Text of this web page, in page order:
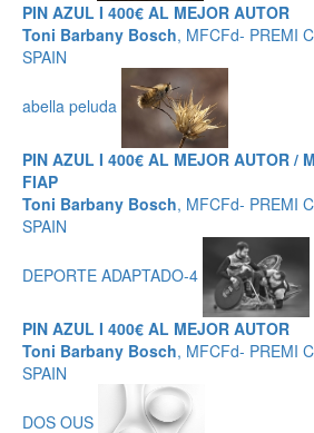
PIN AZUL I 400€ AL MEJOR AUTOR
Toni Barbany Bosch, MFCFd- PREMI
SPAIN
abella peluda
PIN AZUL I 400€ AL MEJOR AUTOR /
FIAP
Toni Barbany Bosch, MFCFd- PREMI
SPAIN
DEPORTE ADAPTADO-4
PIN AZUL I 400€ AL MEJOR AUTOR
Toni Barbany Bosch, MFCFd- PREMI
SPAIN
DOS OUS